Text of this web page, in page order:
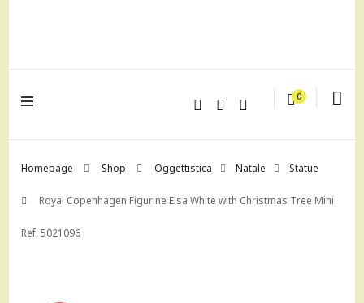
0
Homepage Shop Oggettistica Natale Statue
Royal Copenhagen Figurine Elsa White with Christmas Tree Mini
Ref. 5021096